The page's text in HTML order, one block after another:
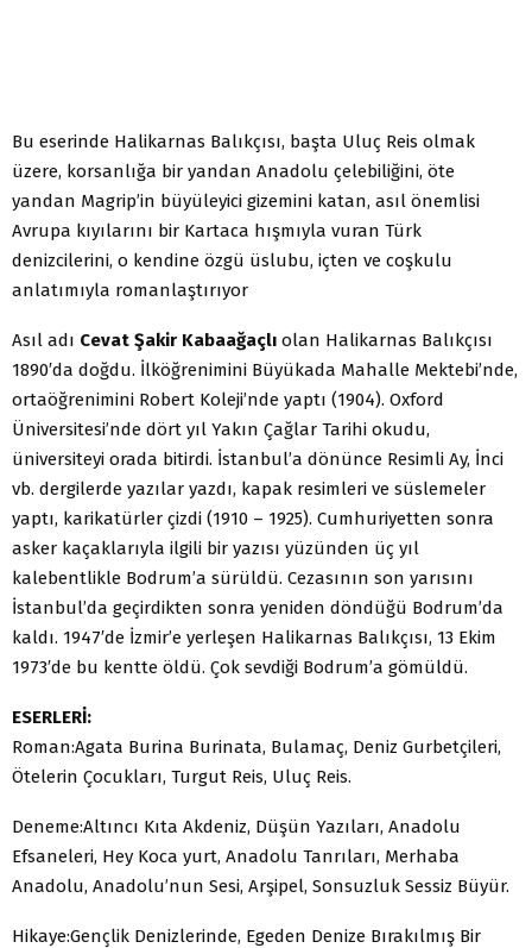
Bu eserinde Halikarnas Balıkçısı, başta Uluç Reis olmak
üzere, korsanlığa bir yandan Anadolu çelebiliğini, öte
yandan Magrip’in büyüleyici gizemini katan, asıl önemlisi
Avrupa kıyılarını bir Kartaca hışmıyla vuran Türk
denizcilerini, o kendine özgü üslubu, içten ve coşkulu
anlatımıyla romanlaştırıyor
Asıl adı Cevat Şakir Kabaağaçlı olan Halikarnas Balıkçısı
1890′da doğdu. İlköğrenimini Büyükada Mahalle Mektebi’nde,
ortaöğrenimini Robert Koleji’nde yaptı (1904). Oxford
Üniversitesi’nde dört yıl Yakın Çağlar Tarihi okudu,
üniversiteyi orada bitirdi. İstanbul’a dönünce Resimli Ay, İnci
vb. dergilerde yazılar yazdı, kapak resimleri ve süslemeler
yaptı, karikatürler çizdi (1910 – 1925). Cumhuriyetten sonra
asker kaçaklarıyla ilgili bir yazısı yüzünden üç yıl
kalebentlikle Bodrum’a sürüldü. Cezasının son yarısını
İstanbul’da geçirdikten sonra yeniden döndüğü Bodrum’da
kaldı. 1947′de İzmir’e yerleşen Halikarnas Balıkçısı, 13 Ekim
1973′de bu kentte öldü. Çok sevdiği Bodrum’a gömüldü.
ESERLERİ:
Roman:Agata Burina Burinata, Bulamaç, Deniz Gurbetçileri,
Ötelerin Çocukları, Turgut Reis, Uluç Reis.
Deneme:Altıncı Kıta Akdeniz, Düşün Yazıları, Anadolu
Efsaneleri, Hey Koca yurt, Anadolu Tanrıları, Merhaba
Anadolu, Anadolu’nun Sesi, Arşipel, Sonsuzluk Sessiz Büyür.
Hikaye:Gençlik Denizlerinde, Egeden Denize Bırakılmış Bir